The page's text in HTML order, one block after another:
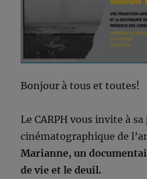
Bonjour à tous et toutes!
Le CARPH vous invite à
cinématographique de
Marianne, un
de vie et le deuil.